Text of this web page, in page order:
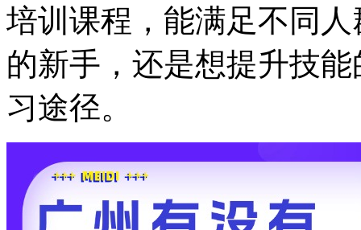
培训课程，能满足不同
的新手，还是想提升技
习途径。